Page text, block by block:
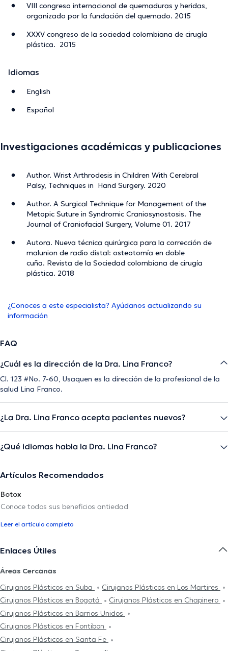
VIII congreso internacional de quemaduras y heridas,
organizado por la fundación del quemado. 2015
XXXV congreso de la sociedad colombiana de cirugía
plástica. 2015
Idiomas
English
Español
Investigaciones académicas y publicaciones
Author. Wrist Arthrodesis in Children With Cerebral
Palsy, Techniques in Hand Surgery. 2020
Author. A Surgical Technique for Management of the
Metopic Suture in Syndromic Craniosynostosis. The
Journal of Craniofacial Surgery, Volume 01. 2017
Autora. Nueva técnica quirúrgica para la corrección de
malunion de radio distal: osteotomía en doble
cuña. Revista de la Sociedad colombiana de cirugía
plástica. 2018
¿Conoces a este especialista? Ayúdanos actualizando su
información
FAQ
¿Cuál es la dirección de la Dra. Lina Franco?
Cl. 123 #No. 7-60, Usaquen es la dirección de la profesional de la
salud Lina Franco.
¿La Dra. Lina Franco acepta pacientes nuevos?
¿Qué idiomas habla la Dra. Lina Franco?
Artículos Recomendados
Botox
Conoce todos sus beneficios antiedad
Leer el artículo completo
Enlaces Útiles
Áreas Cercanas
Cirujanos Plásticos en Suba
Cirujanos Plásticos en Los Martires
Cirujanos Plásticos en Bogotá
Cirujanos Plásticos en Chapinero
Cirujanos Plásticos en Barrios Unidos
Cirujanos Plásticos en Fontibon
Cirujanos Plásticos en Santa Fe